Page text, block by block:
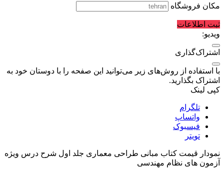
مکان فروشگاه
ثبت اطلاعات
ویدیو:
اشتراک‌گذاری
با استفاده از روش‌های زیر می‌توانید این صفحه را با دوستان خود به
اشتراک بگذارید.
کپی لینک
تلگرام
واتساپ
فیسبوک
تویتر
نمودار قیمت کتاب مبانی طراحی معماری جلد اول شرح درس ویژه
آزمون های نظام مهندسی